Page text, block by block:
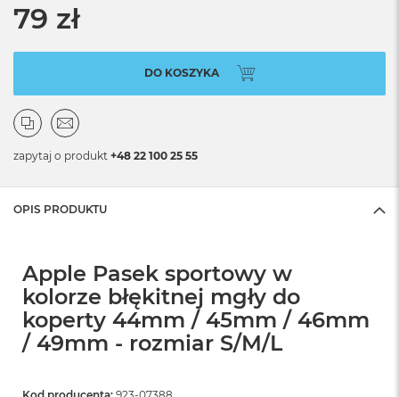
79 zł
DO KOSZYKA
zapytaj o produkt +48 22 100 25 55
OPIS PRODUKTU
Apple Pasek sportowy w
kolorze błękitnej mgły do
koperty 44mm / 45mm / 46mm
/ 49mm - rozmiar S/M/L